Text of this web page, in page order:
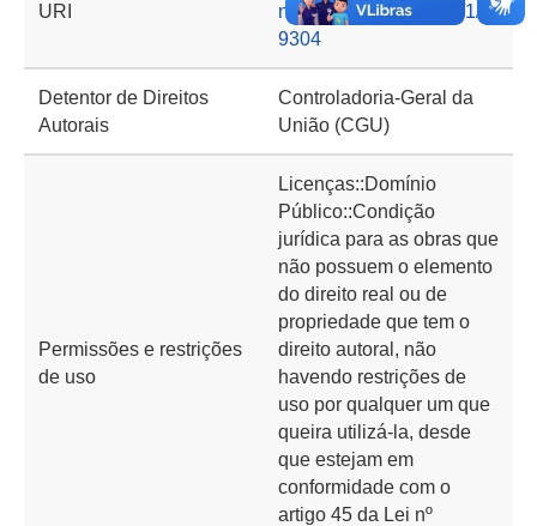
URI
nto.cgu.gov.br/handle/1/1
9304
Detentor de Direitos
Autorais
Controladoria-Geral da
União (CGU)
Permissões e restrições
de uso
Licenças::Domínio
Público::Condição
jurídica para as obras que
não possuem o elemento
do direito real ou de
propriedade que tem o
direito autoral, não
havendo restrições de
uso por qualquer um que
queira utilizá-la, desde
que estejam em
conformidade com o
artigo 45 da Lei nº